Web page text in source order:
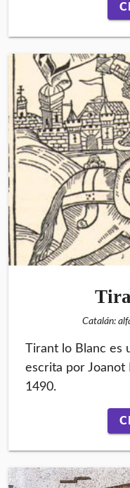
Catalán:
Tirant lo Blanc es
escrita por
1490.